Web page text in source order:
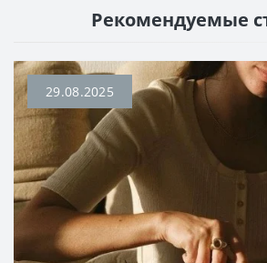
Рекомендуемые
29.08.2025